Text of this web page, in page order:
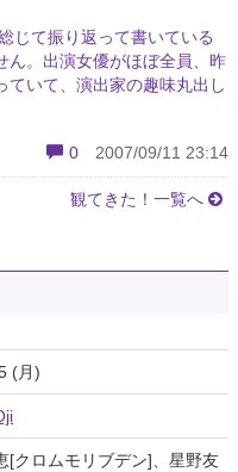
じて振り返って書いている
ん。出演女優がほぼ全員、昨
ていて、演出家の趣味丸出し
0 2007/09/11 23:14
観てきた！一覧へ
(月)
[クロムモリブデン]、星野友